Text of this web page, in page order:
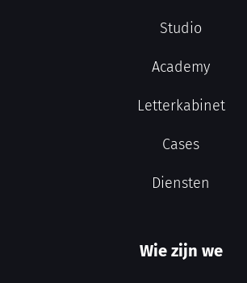
Studio
Academy
Letterkabinet
Cases
Diensten
Wie zijn we